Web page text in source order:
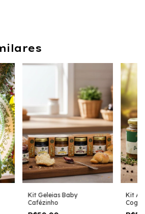
Kit Geleias Baby
Cafézinho
Kit